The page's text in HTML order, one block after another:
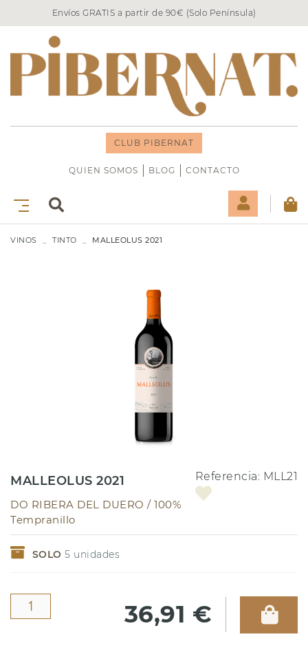
Envíos GRATIS a partir de 90€ (Solo Península)
CLUB PIBERNAT
QUIEN SOMOS BLOG CONTACTO
VINOS TINTO MALLEOLUS 2021
MALLEOLUS 2021
DO RIBERA DEL DUERO / 100%
Tempranillo
Referencia: MLL21
SOLO 5 unidades
36,91 €